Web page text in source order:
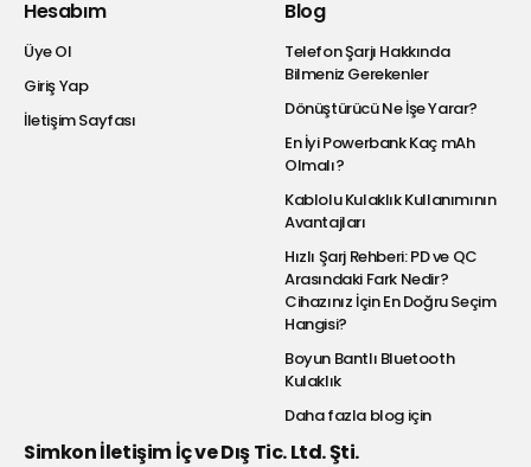
Hesabım
Üye Ol
Giriş Yap
İletişim Sayfası
Blog
Telefon Şarjı Hakkında
Bilmeniz Gerekenler
Dönüştürücü Ne İşe Yarar?
En İyi Powerbank Kaç mAh
Olmalı?
Kablolu Kulaklık Kullanımının
Avantajları
Hızlı Şarj Rehberi: PD ve QC
Arasındaki Fark Nedir?
Cihazınız İçin En Doğru Seçim
Hangisi?
Boyun Bantlı Bluetooth
Kulaklık
Daha fazla blog için
Simkon İletişim İç ve Dış Tic. Ltd. Şti.